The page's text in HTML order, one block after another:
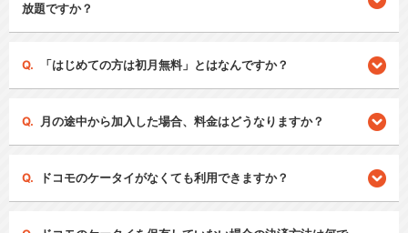
放題ですか？
「はじめての方は初月無料」とはなんですか？
月の途中から加入した場合、料金はどうなりますか？
ドコモのケータイがなくても利用できますか？